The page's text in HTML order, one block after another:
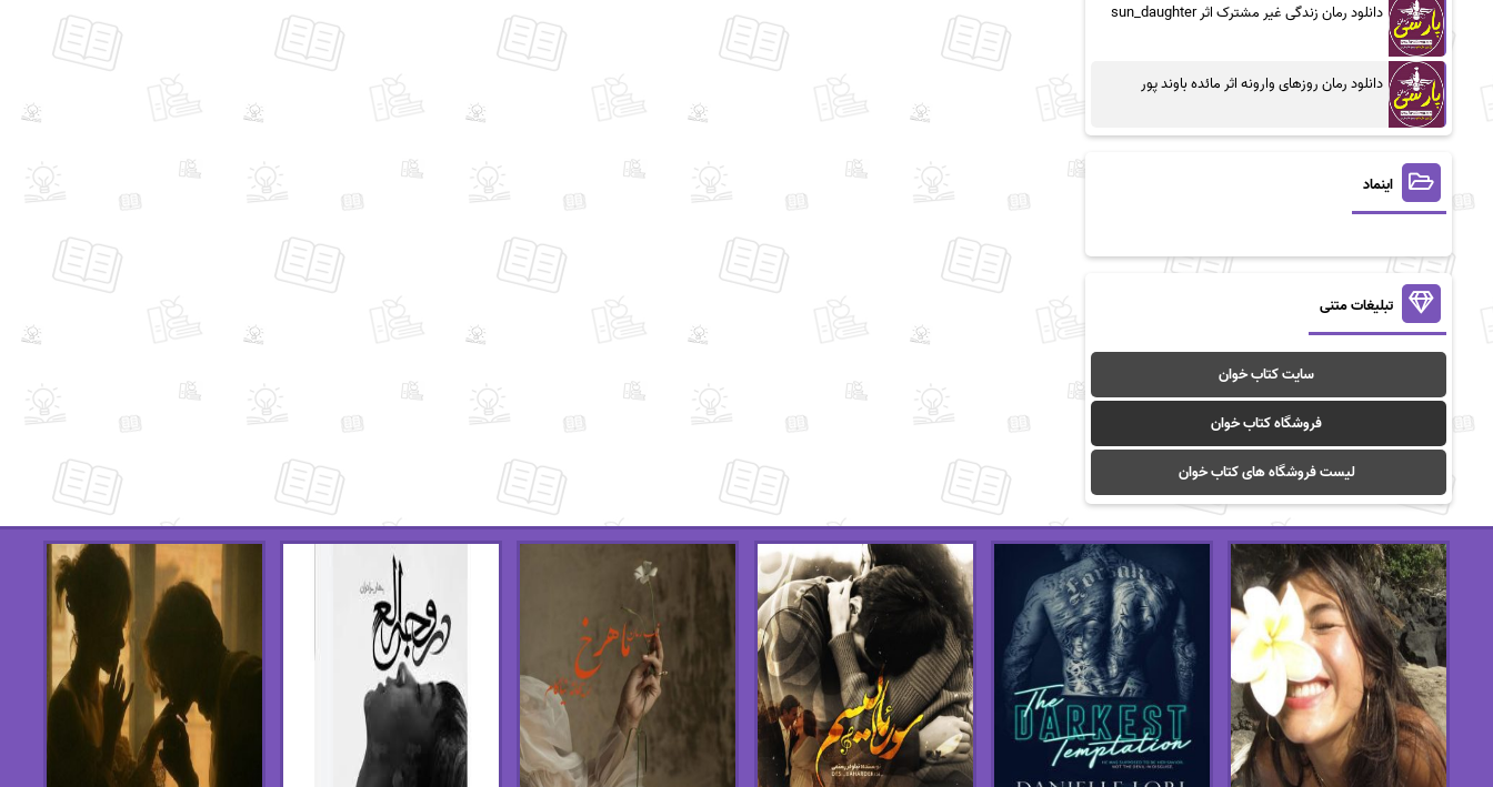
دانلود رمان زندگی غیر مشترک اثر sun_daughter
دانلود رمان روزهای وارونه اثر مائده باوند پور
اینماد
تبلیغات متنی
سایت کتاب خوان
فروشگاه کتاب خوان
لیست فروشگاه های کتاب خوان